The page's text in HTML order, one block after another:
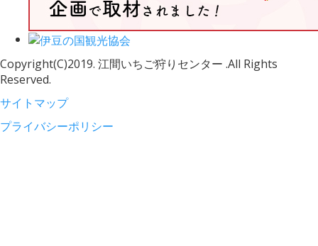
Copyright(C)2019. 江間いちご狩りセンター .All Rights
Reserved.
サイトマップ
プライバシーポリシー